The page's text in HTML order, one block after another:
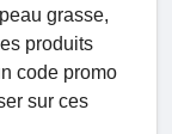
grasse,
produits
code promo
sur ces